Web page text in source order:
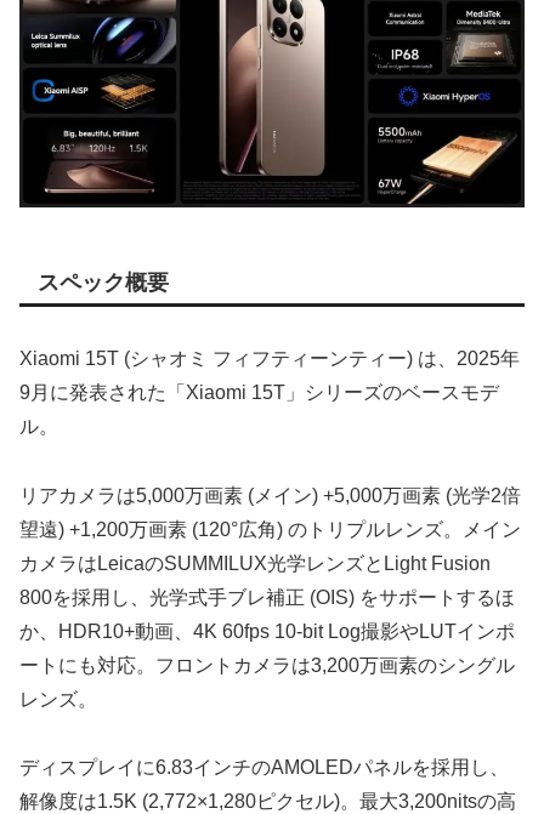
スペック概要
Xiaomi 15T (シャオミ フィフティーンティー) は、2025年
9月に発表された「Xiaomi 15T」シリーズのベースモデ
ル。
リアカメラは5,000万画素 (メイン) +5,000万画素 (光学2倍
望遠) +1,200万画素 (120°広角) のトリプルレンズ。メイン
カメラはLeicaのSUMMILUX光学レンズとLight Fusion
800を採用し、光学式手ブレ補正 (OIS) をサポートするほ
か、HDR10+動画、4K 60fps 10-bit Log撮影やLUTインポ
ートにも対応。フロントカメラは3,200万画素のシングル
レンズ。
ディスプレイに6.83インチのAMOLEDパネルを採用し、
解像度は1.5K (2,772×1,280ピクセル)。最大3,200nitsの高